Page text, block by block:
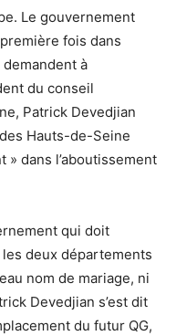
Le gouvernement
fois dans
à
du conseil
Patrick Devedjian
des Hauts-de-Seine
» dans l’aboutissement
qui doit
deux départements
nom de mariage, ni
Devedjian s’est dit
du futur QG,